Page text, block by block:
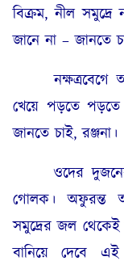
বিক্রম, নীল
জানে না – জানতে
খেয়ে পড়তে পড়তে
জানতে চাই, রঞ্জনা।
ওদের
গোলক। অফুরন্ত
সমুদ্রের জল
বানিয়ে দেবে